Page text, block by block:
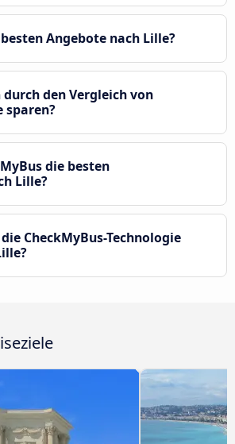
Angebote nach Lille?
den Vergleich von
sparen?
die besten
Lille?
CheckMyBus-Technologie